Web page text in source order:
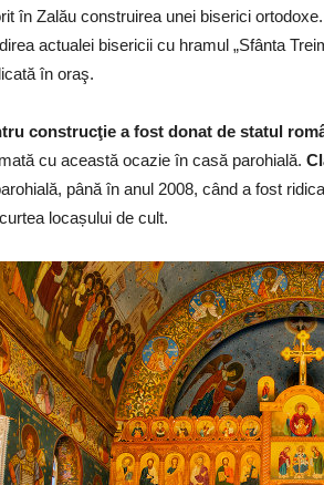
în Zalău construirea unei biserici
actualei bisericii cu hramul „Sfânta
în oraş.
construcţie a fost donat de statul
cu această ocazie în casă parohială.
până în anul 2008, când a fost
locașului de cult.